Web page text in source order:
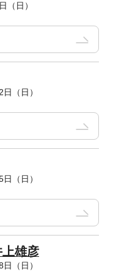
（日）
（日）
（日）
雄彦
（日）